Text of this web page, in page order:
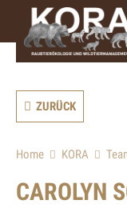
ZURÜCK
Home KORA
CAROLYN